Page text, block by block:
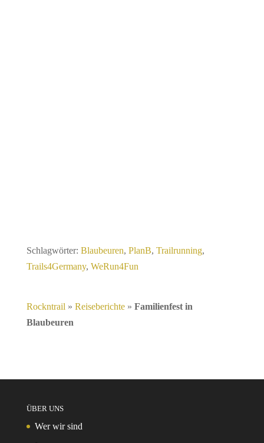
Schlagwörter: Blaubeuren, PlanB, Trailrunning,
Trails4Germany, WeRun4Fun
Rockntrail » Reiseberichte» Familienfest in
Blaubeuren
ÜBER UNS
Wer wir sind